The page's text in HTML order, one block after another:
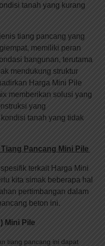
tanah yang kurang
tiang pancang yang
memiliki peran
bangunan, terutama
mendukung struktur
Harga Mini Pile
memberikan solusi yang
yang
tanah yang tidak
Pancang Mini Pile
terkait Harga Mini
kita simak beberapa hal
pertimbangan dalam
beton ini.
Mini Pile
tiang pancang ini dapat